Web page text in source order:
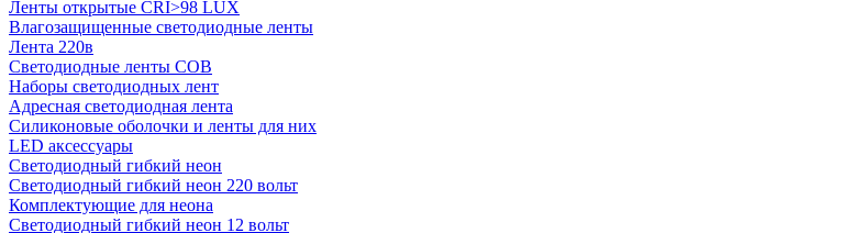
Ленты открытые CRI>98 LUX
Влагозащищенные светодиодные ленты
Лента 220в
Светодиодные ленты COB
Наборы светодиодных лент
Адресная светодиодная лента
Силиконовые оболочки и ленты для них
LED аксессуары
Светодиодный гибкий неон
Светодиодный гибкий неон 220 вольт
Комплектующие для неона
Светодиодный гибкий неон 12 вольт